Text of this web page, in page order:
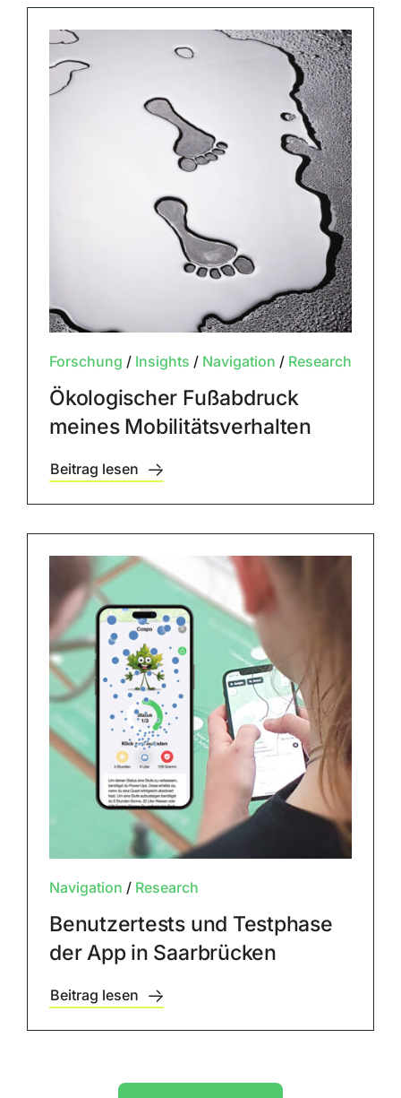
Forschung / Insights / Navigation / Research
Ökologischer Fußabdruck
meines Mobilitätsverhalten
Beitrag lesen
Navigation / Research
Benutzertests und Testphase
der App in Saarbrücken
Beitrag lesen